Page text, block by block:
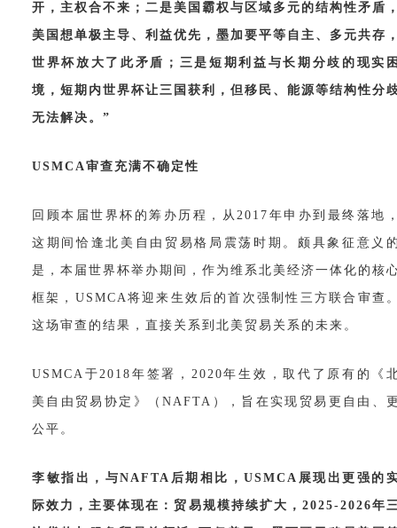
开，主权合不来；二是美国霸权与区域多元的结构性矛盾
美国想单极主导、利益优先，墨加要平等自主、多元共存
世界杯放大了此矛盾；三是短期利益与长期分歧的现实
境，短期内世界杯让三国获利，但移民、能源等结构性分
无法解决。”
USMCA审查充满不确定性
回顾本届世界杯的筹办历程，从2017年申办到最终落地
这期间恰逢北美自由贸易格局震荡时期。颇具象征意义
是，本届世界杯举办期间，作为维系北美经济一体化的核
框架，USMCA将迎来生效后的首次强制性三方联合审查
这场审查的结果，直接关系到北美贸易关系的未来。
USMCA于2018年签署，2020年生效，取代了原有的《
美自由贸易协定》（NAFTA），旨在实现贸易更自由、
公平。
李敏指出，与NAFTA后期相比，USMCA展现出更强的
际效力，主要体现在：贸易规模持续扩大，2025-2026年